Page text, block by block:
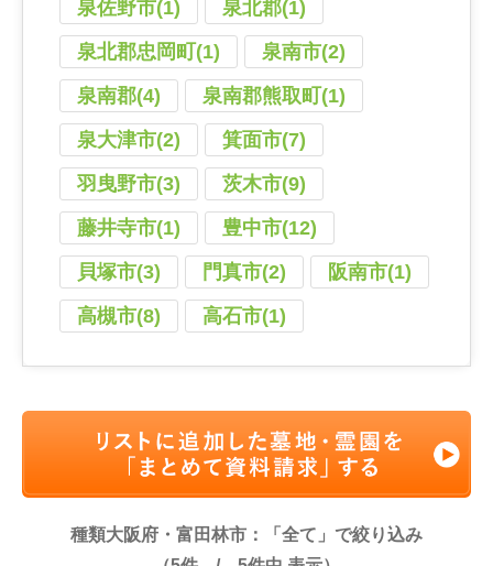
泉佐野市(1)
泉北郡(1)
泉北郡忠岡町(1)
泉南市(2)
泉南郡(4)
泉南郡熊取町(1)
泉大津市(2)
箕面市(7)
羽曳野市(3)
茨木市(9)
藤井寺市(1)
豊中市(12)
貝塚市(3)
門真市(2)
阪南市(1)
高槻市(8)
高石市(1)
種類大阪府・富田林市：「全て」で絞り込み